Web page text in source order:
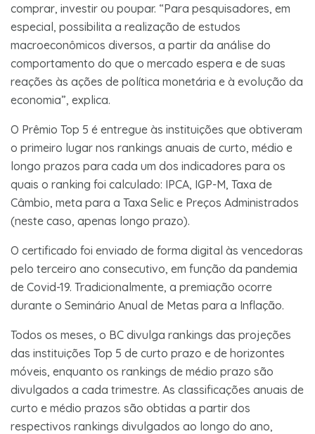
comprar, investir ou poupar. “Para pesquisadores, em
especial, possibilita a realização de estudos
macroeconômicos diversos, a partir da análise do
comportamento do que o mercado espera e de suas
reações às ações de política monetária e à evolução da
economia”, explica.
O Prêmio Top 5 é entregue às instituições que obtiveram
o primeiro lugar nos rankings anuais de curto, médio e
longo prazos para cada um dos indicadores para os
quais o ranking foi calculado: IPCA, IGP-M, Taxa de
Câmbio, meta para a Taxa Selic e Preços Administrados
(neste caso, apenas longo prazo).
O certificado foi enviado de forma digital às vencedoras
pelo terceiro ano consecutivo, em função da pandemia
de Covid-19. Tradicionalmente, a premiação ocorre
durante o Seminário Anual de Metas para a Inflação.
Todos os meses, o BC divulga rankings das projeções
das instituições Top 5 de curto prazo e de horizontes
móveis, enquanto os rankings de médio prazo são
divulgados a cada trimestre. As classificações anuais de
curto e médio prazos são obtidas a partir dos
respectivos rankings divulgados ao longo do ano,